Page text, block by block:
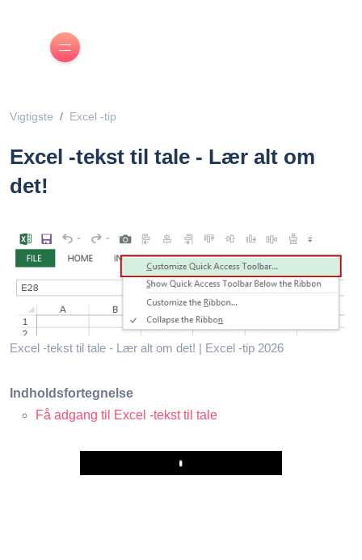
Vigtigste Excel -tip
Excel -tekst til tale - Lær alt om
det!
Excel -tekst til tale - Lær alt om det! | Excel -tip 2026
Indholdsfortegnelse
Få adgang til Excel -tekst til tale
Play